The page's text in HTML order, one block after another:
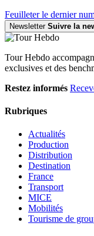
Feuilleter le dernier
Newsletter Suivre la
Tour Hebdo
exclusives et des
Restez informés
Rubriques
Actualités
Production
Distribution
Destination
France
Transport
MICE
Mobilités
Tourisme de